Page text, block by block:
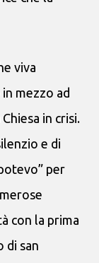
viva
mezzo ad
in crisi.
e di
per
con la prima
di san